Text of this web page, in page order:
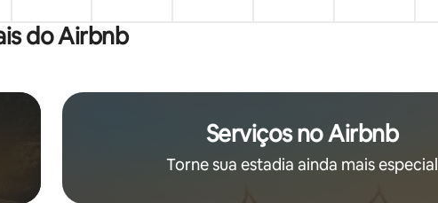
do Airbnb
Serviços no Airbnb
Torne sua estadia ainda mais especial